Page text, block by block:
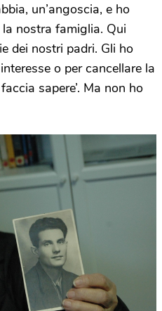
un’angoscia, e ho
nostra famiglia. Qui
dei nostri padri. Gli ho
o per cancellare la
sapere’. Ma non ho